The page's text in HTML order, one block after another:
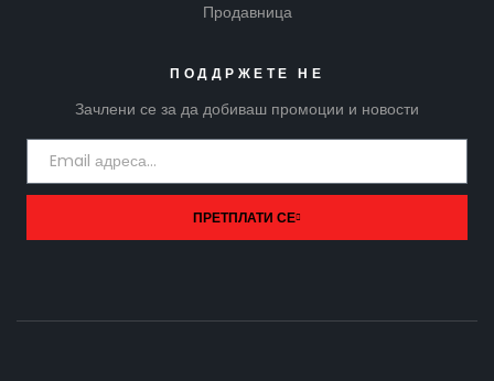
Продавница
ПОДДРЖЕТЕ НЕ
Зачлени се за да добиваш промоции и новости
ПРЕТПЛАТИ СЕ